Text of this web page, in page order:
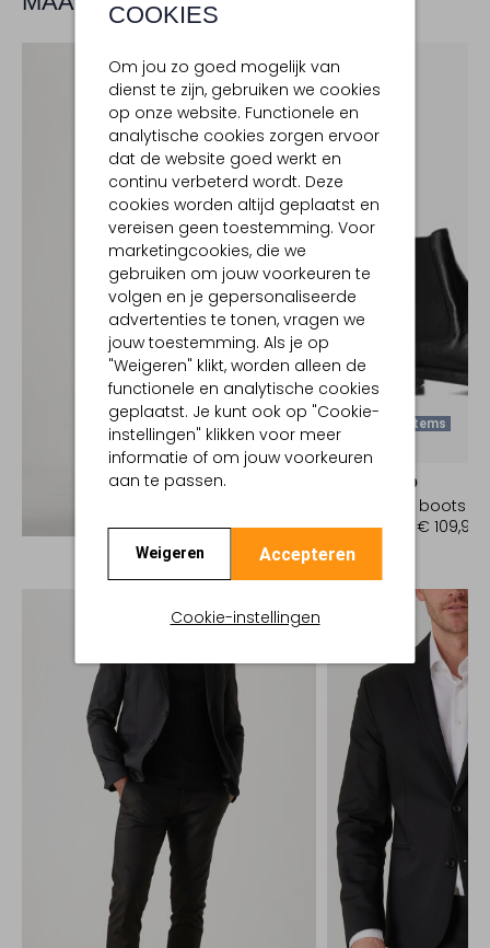
COOKIES
Om jou zo goed mogelijk van
dienst te zijn, gebruiken we cookies
op onze website. Functionele en
analytische cookies zorgen ervoor
dat de website goed werkt en
continu verbeterd wordt. Deze
cookies worden altijd geplaatst en
vereisen geen toestemming. Voor
marketingcookies, die we
gebruiken om jouw voorkeuren te
volgen en je gepersonaliseerde
advertenties te tonen, vragen we
jouw toestemming. Als je op
"Weigeren" klikt, worden alleen de
functionele en analytische cookies
geplaatst. Je kunt ook op "Cookie-
instellingen" klikken voor meer
informatie of om jouw voorkeuren
aan te passen.
Weigeren Accepteren
Cookie-instellingen
Laatste Items
GIORGIO
Chelsea boots
€ 219,95
€ 109,99